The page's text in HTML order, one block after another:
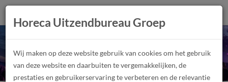
Summerpark Festival
2023
Horeca Uitzendbureau Groep
Wij maken op deze website gebruik van cookies om het gebruik
van deze website en daarbuiten te vergemakkelijken, de
prestaties en gebruikerservaring te verbeteren en de relevantie